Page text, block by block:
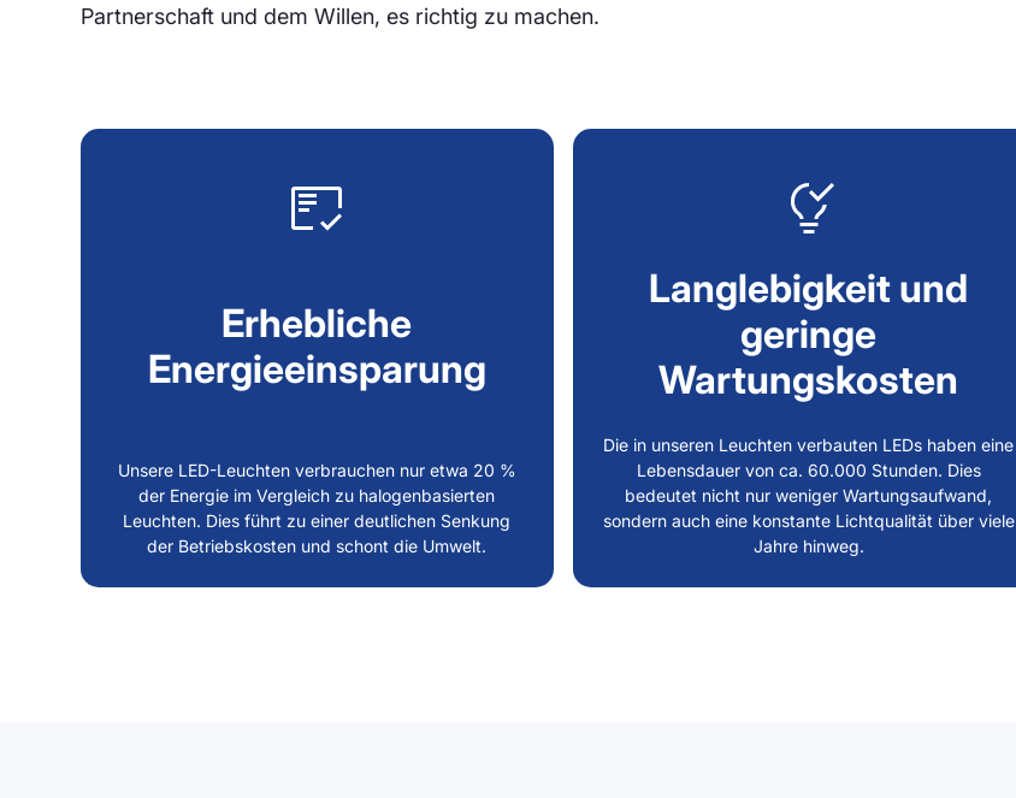
Partnerschaft und dem Willen, es richtig zu machen.
Erhebliche
Energieeinsparung
Unsere LED-Leuchten verbrauchen nur etwa 20 %
der Energie im Vergleich zu halogenbasierten
Leuchten. Dies führt zu einer deutlichen Senkung
der Betriebskosten und schont die Umwelt.
Langlebigkeit und
geringe
Wartungskosten
Die in unseren Leuchten verbauten LEDs haben eine
Lebensdauer von ca. 60.000 Stunden. Dies
bedeutet nicht nur weniger Wartungsaufwand,
sondern auch eine konstante Lichtqualität über viele
Jahre hinweg.